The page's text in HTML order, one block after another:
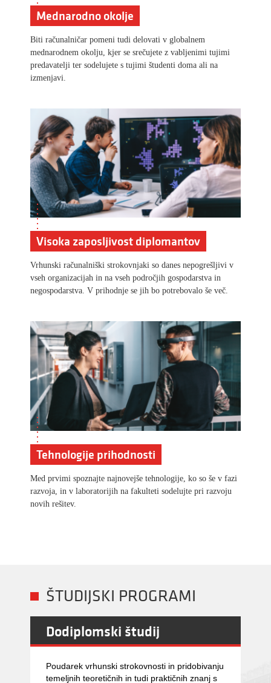
Mednarodno okolje
Biti računalničar pomeni tudi delovati v globalnem
mednarodnem okolju, kjer se srečujete z vabljenimi tujimi
predavatelji ter sodelujete s tujimi študenti doma ali na
izmenjavi.
Visoka zaposljivost diplomantov
Vrhunski računalniški strokovnjaki so danes nepogrešljivi v
vseh organizacijah in na vseh področjih gospodarstva in
negospodarstva. V prihodnje se jih bo potrebovalo še več.
Tehnologije prihodnosti
Med prvimi spoznajte najnovejše tehnologije, ko so še v fazi
razvoja, in v laboratorijih na fakulteti sodelujte pri razvoju
novih rešitev.
ŠTUDIJSKI PROGRAMI
Dodiplomski študij
Poudarek vrhunski strokovnosti in pridobivanju
temeljnih teoretičnih in tudi praktičnih znanj s